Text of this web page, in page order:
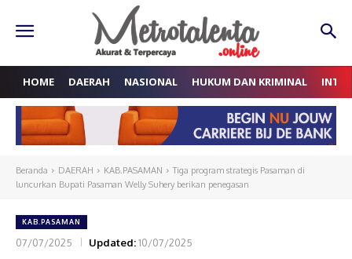
HOME DAERAH NASIONAL HUKUM DAN KRIMINAL
Beranda DAERAH KAB.PASAMAN
Tiga program strategis Pasaman di
luncurkan Bupati Pasaman Welly Suhery berikan penegasan
KAB.PASAMAN
07/07/2025 Updated:10/07/2025